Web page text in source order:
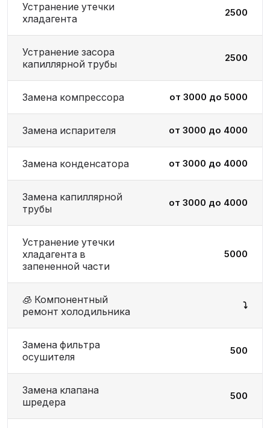
Устранение утечки
хладагента
2500
Устранение засора
капиллярной трубы
2500
Замена компрессора от 3000 до 5000
Замена испарителя от 3000 до 4000
Замена конденсатора от 3000 до 4000
Замена капиллярной
трубы
от 3000 до 4000
Устранение утечки
хладагента в
запененной части
5000
🧊 Компонентный
ремонт холодильника
⤵️
Замена фильтра
осушителя
500
Замена клапана
шредера
500